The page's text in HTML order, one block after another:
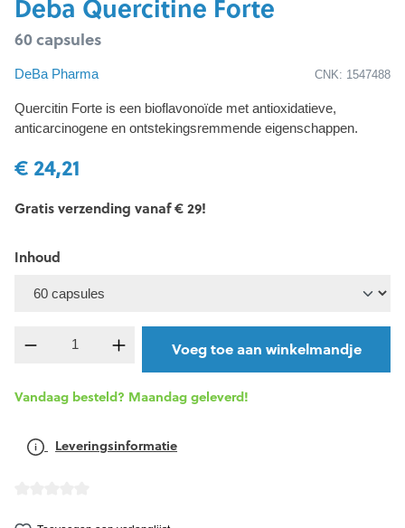
Deba Quercitine Forte
60 capsules
DeBa Pharma CNK: 1547488
Quercitin Forte is een bioflavonoïde met antioxidatieve,
anticarcinogene en ontstekingsremmende eigenschappen.
€ 24,21
Gratis verzending vanaf € 29!
Inhoud
Producthoeveelheid: Voer de gewenste
Voeg toe aan winkelmandje
Vandaag besteld? Maandag geleverd!
Leveringsinformatie